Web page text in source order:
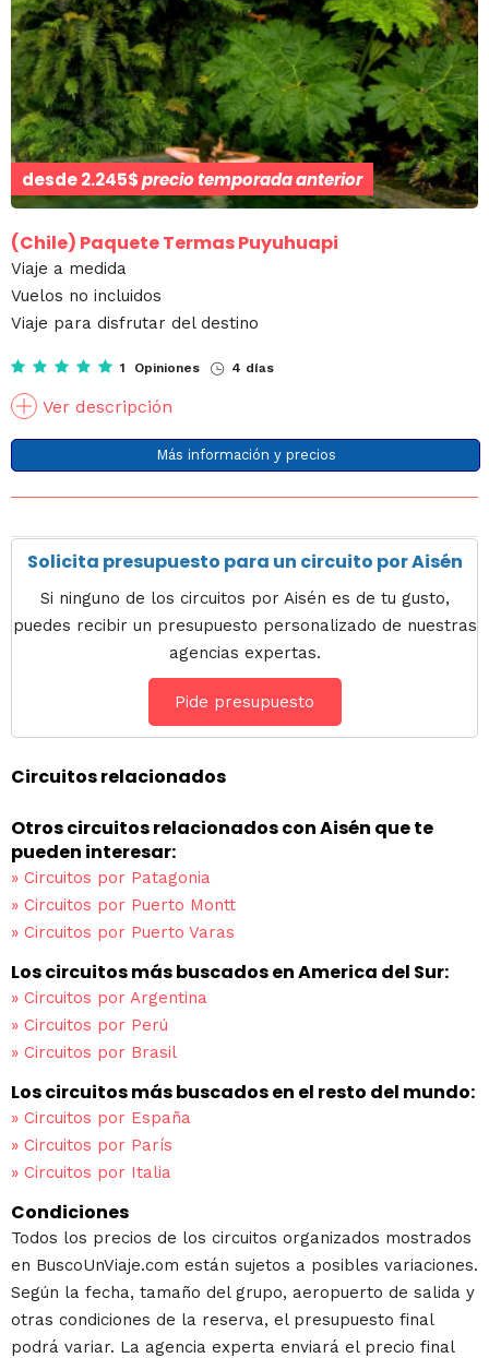
desde2.245$precio temporada anterior
(Chile) Paquete Termas Puyuhuapi
Viaje a medida
Vuelos no incluidos
Viaje para disfrutar del destino
1 Opiniones 4 días
Ver descripción
Más información y precios
Solicita presupuesto para un circuito por Aisén
Si ninguno de los circuitos por Aisén es de tu gusto,
puedes recibir un presupuesto personalizado de nuestras
agencias expertas.
Pide presupuesto
Circuitos relacionados
Otros circuitos relacionados con Aisén que te
pueden interesar:
» Circuitos por Patagonia
» Circuitos por Puerto Montt
» Circuitos por Puerto Varas
Los circuitos más buscados en America del Sur:
» Circuitos por Argentina
» Circuitos por Perú
» Circuitos por Brasil
Los circuitos más buscados en el resto del mundo:
» Circuitos por España
» Circuitos por París
» Circuitos por Italia
Condiciones
Todos los precios de los circuitos organizados mostrados
en BuscoUnViaje.com están sujetos a posibles variaciones.
Según la fecha, tamaño del grupo, aeropuerto de salida y
otras condiciones de la reserva, el presupuesto final
podrá variar. La agencia experta enviará el precio final